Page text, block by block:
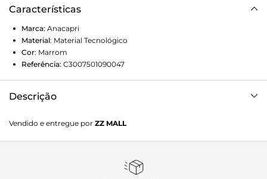
Características
Marca: Anacapri
Material: Material Tecnológico
Cor: Marrom
Referência: C3007501090047
Descrição
arredondado e aplicação de bridão metálico na gáspea.
Salto baixo emborrachado. Fechado, cobre todo o pé.
feminino aposta no tradicional bridão da marca, que aqui
Vendido e entregue por ZZ MALL